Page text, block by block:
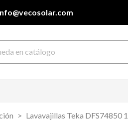
Lavavajillas Teka DFS74850